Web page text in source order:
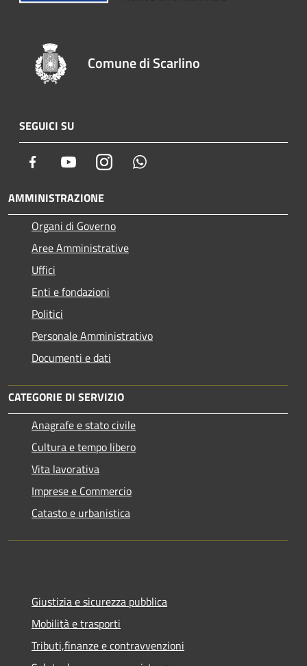
Comune di Scarlino
SEGUICI SU
Facebook YoutubeInstagram
AMMINISTRAZIONE
Organi di Governo
Aree Amministrative
Uffici
Enti e fondazioni
Politici
Personale Amministrativo
Documenti e dati
CATEGORIE DI SERVIZIO
Anagrafe e stato civile
Cultura e tempo libero
Vita lavorativa
Imprese e Commercio
Catasto e urbanistica
Giustizia e sicurezza pubblica
Mobilità e trasporti
Tributi,finanze e contravvenzioni